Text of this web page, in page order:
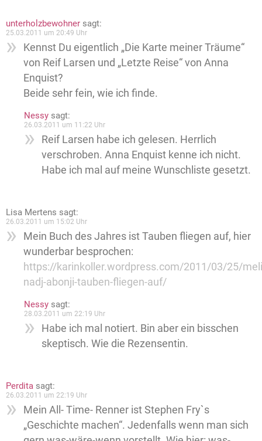
unterholzbewohner sagt:
25.03.2011 um 20:49 Uhr
Kennst Du eigentlich „Die Karte meiner Träume“
von Reif Larsen und „Letzte Reise“ von Anna
Enquist?
Beide sehr fein, wie ich finde.
Nessy sagt:
26.03.2011 um 11:22 Uhr
Reif Larsen habe ich gelesen. Herrlich
verschroben. Anna Enquist kenne ich nicht.
Habe ich mal auf meine Wunschliste gesetzt.
Lisa Mertens sagt:
26.03.2011 um 15:02 Uhr
Mein Buch des Jahres ist Tauben fliegen auf, hier
wunderbar besprochen:
https://karinkoller.wordpress.com/2011/03/25/
nadj-abonji-tauben-fliegen-auf/
Nessy sagt:
28.03.2011 um 22:19 Uhr
Habe ich mal notiert. Bin aber ein bisschen
skeptisch. Wie die Rezensentin.
Perdita sagt:
26.03.2011 um 22:19 Uhr
Mein All- Time- Renner ist Stephen Fry`s
„Geschichte machen“. Jedenfalls wenn man sich